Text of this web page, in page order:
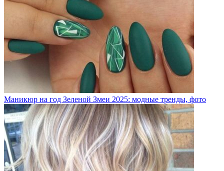
Маникюр на год Зеленой Змеи 2025: модные тренды, фото